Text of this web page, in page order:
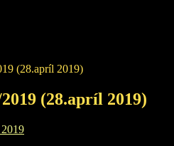
(28.apríl 2019)